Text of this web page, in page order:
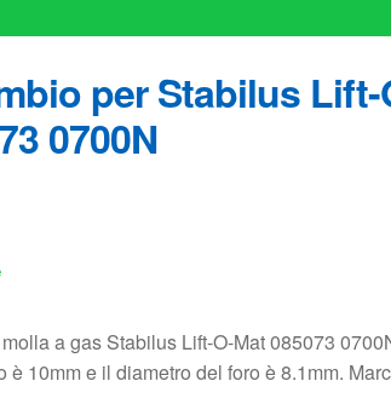
per Stabilus Lift-
0700N
a gas Stabilus Lift-O-Mat 085073
è 10mm e il diametro del foro è 8.1mm.